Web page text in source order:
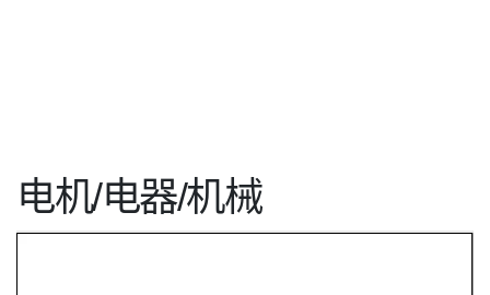
电机/电器/机械